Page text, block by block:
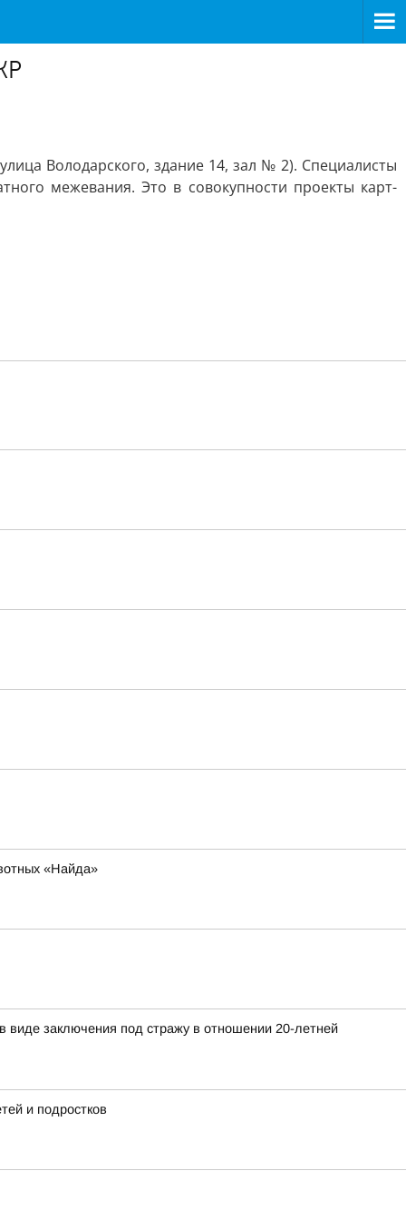
Володарского, здание 14, зал № 2). Специалисты
межевания. Это в совокупности проекты карт-
«Найда»
виде заключения под стражу в отношении 20-летней
и подростков